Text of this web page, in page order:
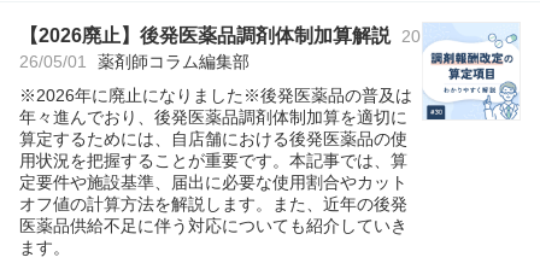
【2026廃止】後発医薬品調剤体制加算解説 20
26/05/01
薬剤師コラム編集部
※2026年に廃止になりました※後発医薬品の普及は
年々進んでおり、後発医薬品調剤体制加算を適切に
算定するためには、自店舗における後発医薬品の使
用状況を把握することが重要です。本記事では、算
定要件や施設基準、届出に必要な使用割合やカット
オフ値の計算方法を解説します。また、近年の後発
医薬品供給不足に伴う対応についても紹介していき
ます。